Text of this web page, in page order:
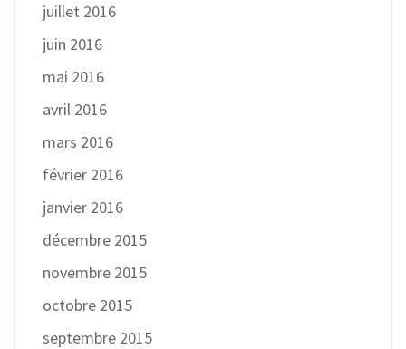
juillet 2016
juin 2016
mai 2016
avril 2016
mars 2016
février 2016
janvier 2016
décembre 2015
novembre 2015
octobre 2015
septembre 2015